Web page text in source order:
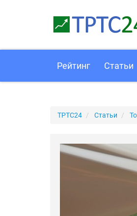
Рейтинг Статьи
ТРТС24 Статьи